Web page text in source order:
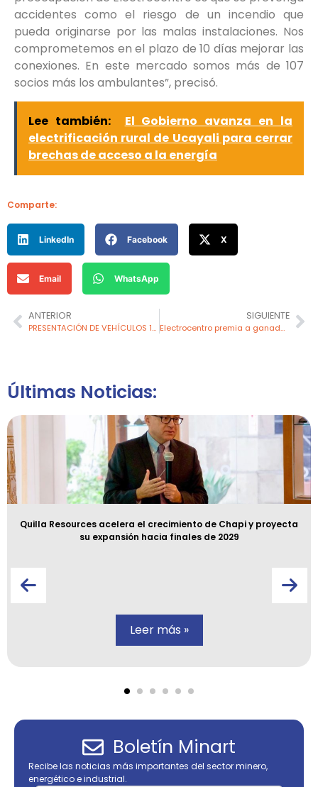
accidentes como el riesgo de un incendio que
pueda originarse por las malas instalaciones. Nos
comprometemos en el plazo de 10 días mejorar las
conexiones. En este mercado somos más de 107
socios más los ambulantes”, precisó.
Lee también:
El Gobierno avanza en la
electrificación rural de Ucayali para cerrar
brechas de acceso a la energía
Comparte:
LinkedIn Facebook X
Email WhatsApp
ANTERIOR
PRESENTACIÓN DE VEHÍCULOS 100% ELÉCTRICOS PROMOVIDO POR LUZ DEL SUR & BYD GLOBAL
SIGUIENTE
Electrocentro premia a ganadores en el III Festival Regional Zona Selva “Aprendiendo con Energía” en Satipo
Últimas Noticias:
Quilla Resources acelera el crecimiento de Chapi y proyecta
su expansión hacia finales de 2029
Leer más »
Boletín Minart
Recibe las noticias más importantes del sector minero,
energético e industrial.